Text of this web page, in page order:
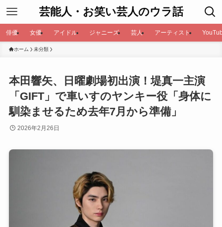
芸能人・お笑い芸人のウラ話
俳優 女優 アイドル ジャニーズ 芸人 アーティスト
ホーム 未分類
本田響矢、日曜劇場初出演！堤真一主演
「GIFT」で車いすのヤンキー役「身体に
馴染ませるため去年7月から準備」
2026年2月26日